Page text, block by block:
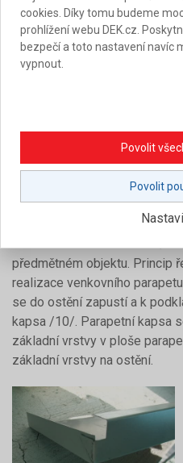
délka ležaté spodní
vytvoření výsledného
líc fasády
zadní část parapetní
finálního sklonu parapetu
vsunutí parapetního
vymezující hloubku
nalepení systémové lišty
předmětném objektu. Princip
realizace venkovního
se do ostění zapustí a k
kapsa /10/. Parapetní kapsa
základní vrstvy v ploše
základní vrstvy na ostění.
cookies. Díky tomu budeme
prohlížení webu DEK.cz.
bezpečí a toto nastavení navíc
vypnout.
Povolit
Povolit